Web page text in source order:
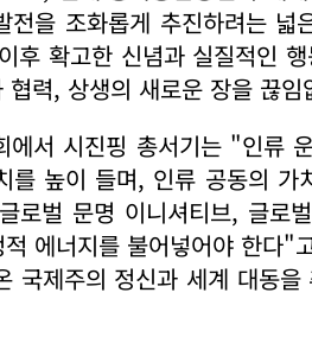
을 조화롭게 추진하려는 넓
후 확고한 신념과 실질적인
력, 상생의 새로운 장을 끊
서 시진핑 총서기는 "인류
를 높이 들며, 인류 공동의
로벌 문명 이니셔티브, 글로
에너지를 불어넣어야 한다"
국제주의 정신과 세계 대동